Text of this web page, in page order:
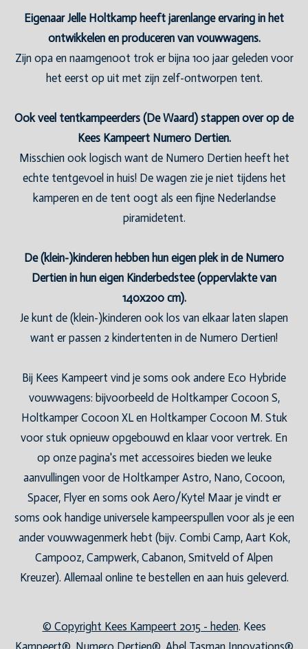
Eigenaar Jelle Holtkamp heeft jarenlange ervaring in het
ontwikkelen en produceren van vouwwagens.
Zijn opa en naamgenoot trok er bijna 100 jaar geleden voor
het eerst op uit met zijn zelf-ontworpen tent.
Ook veel tentkampeerders (De Waard) stappen over op de
Kees Kampeert Numero Dertien.
Misschien ook logisch want de Numero Dertien heeft het
echte tentgevoel in huis! De wagen zie je niet tijdens het
kamperen en de tent oogt als een fijne Nederlandse
piramidetent.
De (klein-)kinderen hebben hun eigen plek in de Numero
Dertien in hun eigen Kinderbedstee (oppervlakte van
140x200 cm).
Je kunt de (klein-)kinderen ook los van elkaar laten slapen
want er passen 2 kindertenten in de Numero Dertien!
Bij Kees Kampeert vind je soms ook andere Eco Hybride
vouwwagens: bijvoorbeeld de Holtkamper Cocoon S,
Holtkamper Cocoon XL en Holtkamper Cocoon M. Stuk
voor stuk opnieuw opgebouwd en klaar voor vertrek. En
op onze pagina's met accessoires bieden we leuke
aanvullingen voor de Holtkamper Astro, Nano, Cocoon,
Spacer, Flyer en soms ook Aero/Kyte! Maar je vindt er
soms ook handige universele kampeerspullen voor als je een
ander vouwwagenmerk hebt (bijv. Combi Camp, Aart Kok,
Campooz, Campwerk, Cabanon, Smitveld of Alpen
Kreuzer). Allemaal online te bestellen en aan huis geleverd.
© Copyright Kees Kampeert 2015 - heden. Kees